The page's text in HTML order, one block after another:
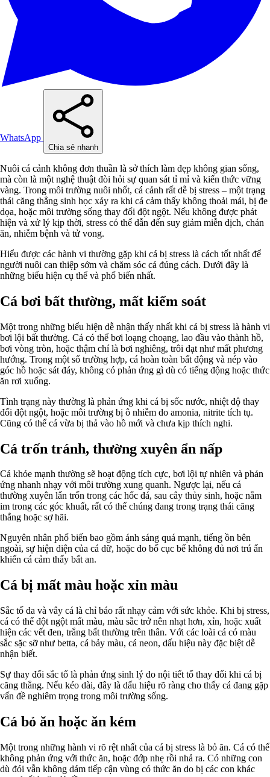
WhatsApp
Chia sẻ nhanh
Nuôi cá cảnh không đơn thuần là sở thích làm đẹp không gian sống,
mà còn là một nghệ thuật đòi hỏi sự quan sát tỉ mỉ và kiến thức vững
vàng. Trong môi trường nuôi nhốt, cá cảnh rất dễ bị stress – một trạng
thái căng thẳng sinh học xảy ra khi cá cảm thấy không thoải mái, bị đe
dọa, hoặc môi trường sống thay đổi đột ngột. Nếu không được phát
hiện và xử lý kịp thời, stress có thể dẫn đến suy giảm miễn dịch, chán
ăn, nhiễm bệnh và tử vong.
Hiểu được các hành vi thường gặp khi cá bị stress là cách tốt nhất để
người nuôi can thiệp sớm và chăm sóc cá đúng cách. Dưới đây là
những biểu hiện cụ thể và phổ biến nhất.
Cá bơi bất thường, mất kiểm soát
Một trong những biểu hiện dễ nhận thấy nhất khi cá bị stress là hành vi
bơi lội bất thường. Cá có thể bơi loạng choạng, lao đầu vào thành hồ,
bơi vòng tròn, hoặc thậm chí là bơi nghiêng, trôi dạt như mất phương
hướng. Trong một số trường hợp, cá hoàn toàn bất động và nép vào
góc hồ hoặc sát đáy, không có phản ứng gì dù có tiếng động hoặc thức
ăn rơi xuống.
Tình trạng này thường là phản ứng khi cá bị sốc nước, nhiệt độ thay
đổi đột ngột, hoặc môi trường bị ô nhiễm do amonia, nitrite tích tụ.
Cũng có thể cá vừa bị thả vào hồ mới và chưa kịp thích nghi.
Cá trốn tránh, thường xuyên ẩn nấp
Cá khỏe mạnh thường sẽ hoạt động tích cực, bơi lội tự nhiên và phản
ứng nhanh nhạy với môi trường xung quanh. Ngược lại, nếu cá
thường xuyên lẩn trốn trong các hốc đá, sau cây thủy sinh, hoặc nằm
im trong các góc khuất, rất có thể chúng đang trong trạng thái căng
thẳng hoặc sợ hãi.
Nguyên nhân phổ biến bao gồm ánh sáng quá mạnh, tiếng ồn bên
ngoài, sự hiện diện của cá dữ, hoặc do bố cục bể không đủ nơi trú ẩn
khiến cá cảm thấy bất an.
Cá bị mất màu hoặc xỉn màu
Sắc tố da và vây cá là chỉ báo rất nhạy cảm với sức khỏe. Khi bị stress,
cá có thể đột ngột mất màu, màu sắc trở nên nhạt hơn, xỉn, hoặc xuất
hiện các vết đen, trắng bất thường trên thân. Với các loài cá có màu
sắc sặc sỡ như betta, cá bảy màu, cá neon, dấu hiệu này đặc biệt dễ
nhận biết.
Sự thay đổi sắc tố là phản ứng sinh lý do nội tiết tố thay đổi khi cá bị
căng thẳng. Nếu kéo dài, đây là dấu hiệu rõ ràng cho thấy cá đang gặp
vấn đề nghiêm trọng trong môi trường sống.
Cá bỏ ăn hoặc ăn kém
Một trong những hành vi rõ rệt nhất của cá bị stress là bỏ ăn. Cá có thể
không phản ứng với thức ăn, hoặc đớp nhẹ rồi nhả ra. Có những con
dù đói vẫn không dám tiếp cận vùng có thức ăn do bị các con khác